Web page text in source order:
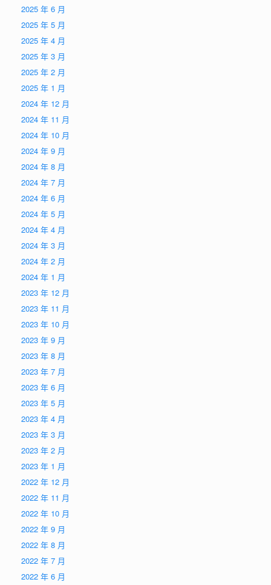
2025 年 6 月
2025 年 5 月
2025 年 4 月
2025 年 3 月
2025 年 2 月
2025 年 1 月
2024 年 12 月
2024 年 11 月
2024 年 10 月
2024 年 9 月
2024 年 8 月
2024 年 7 月
2024 年 6 月
2024 年 5 月
2024 年 4 月
2024 年 3 月
2024 年 2 月
2024 年 1 月
2023 年 12 月
2023 年 11 月
2023 年 10 月
2023 年 9 月
2023 年 8 月
2023 年 7 月
2023 年 6 月
2023 年 5 月
2023 年 4 月
2023 年 3 月
2023 年 2 月
2023 年 1 月
2022 年 12 月
2022 年 11 月
2022 年 10 月
2022 年 9 月
2022 年 8 月
2022 年 7 月
2022 年 6 月